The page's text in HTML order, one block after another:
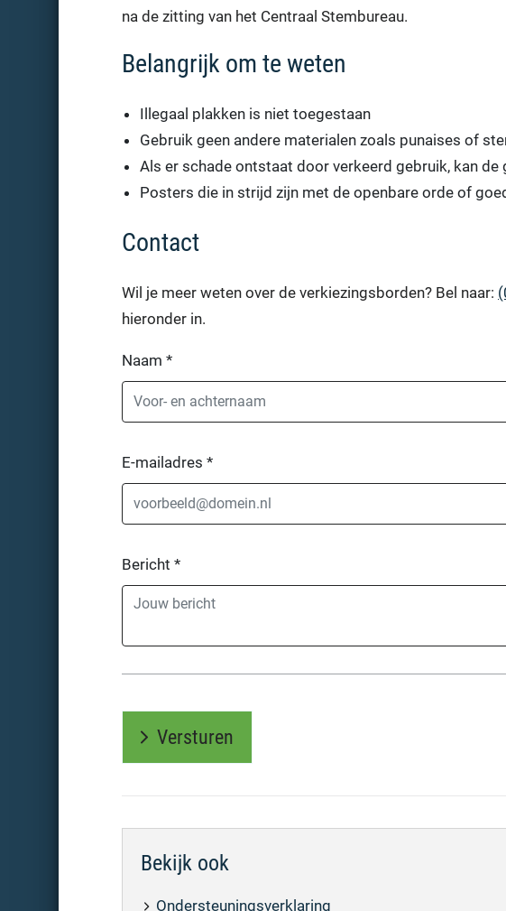
na de zitting van het Centraal Stembureau.
Belangrijk om te weten
Illegaal plakken is niet toegestaan
Gebruik geen andere materialen zoals punaises of
Als er schade ontstaat door verkeerd gebruik, kan
Posters die in strijd zijn met de openbare orde of
Contact
Wil je meer weten over de verkiezingsborden? Bel naar:
hieronder in.
Naam *
E-mailadres *
Bericht *
Versturen
Bekijk ook
Ondersteuningsverklaring